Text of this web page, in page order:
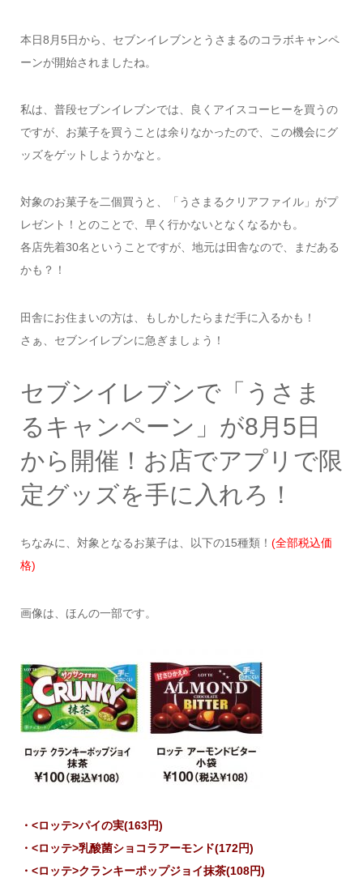
本日8月5日から、セブンイレブンとうさまるのコラボキャンペ
ーンが開始されましたね。
私は、普段セブンイレブンでは、良くアイスコーヒーを買うの
ですが、お菓子を買うことは余りなかったので、この機会にグ
ッズをゲットしようかなと。
対象のお菓子を二個買うと、「うさまるクリアファイル」がプ
レゼント！とのことで、早く行かないとなくなるかも。
各店先着30名ということですが、地元は田舎なので、まだある
かも？！
田舎にお住まいの方は、もしかしたらまだ手に入るかも！
さぁ、セブンイレブンに急ぎましょう！
セブンイレブンで「うさま
るキャンペーン」が8月5日
から開催！お店でアプリで限
定グッズを手に入れろ！
ちなみに、対象となるお菓子は、以下の15種類！ (全部税込価
格)
画像は、ほんの一部です。
・<ロッテ>パイの実(163円)
・<ロッテ>乳酸菌ショコラアーモンド(172円)
・<ロッテ>クランキーポップジョイ抹茶(108円)